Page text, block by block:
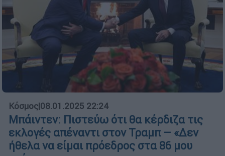
Κόσμος|08.01.2025 22:24
Μπάιντεν: Πιστεύω ότι θα κέρδιζα τις
εκλογές απέναντι στον Τραμπ – «Δεν
ήθελα να είμαι πρόεδρος στα 86 μου